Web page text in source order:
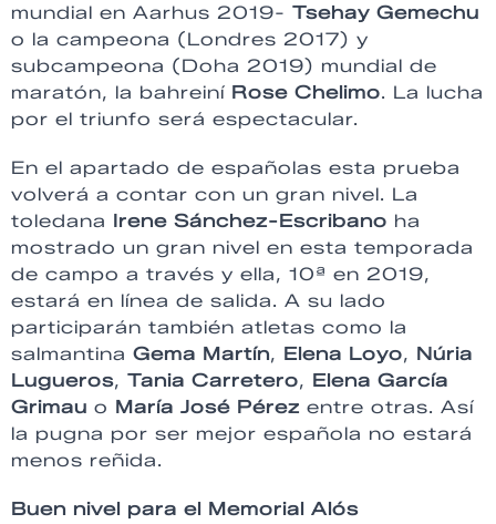
mundial en Aarhus 2019- Tsehay Gemechu
o la campeona (Londres 2017) y
subcampeona (Doha 2019) mundial de
maratón, la bahreiní Rose Chelimo. La lucha
por el triunfo será espectacular.
En el apartado de españolas esta prueba
volverá a contar con un gran nivel. La
toledana Irene Sánchez-Escribano ha
mostrado un gran nivel en esta temporada
de campo a través y ella, 10ª en 2019,
estará en línea de salida. A su lado
participarán también atletas como la
salmantina Gema Martín, Elena Loyo, Núria
Lugueros, Tania Carretero, Elena García
Grimau o María José Pérez entre otras. Así
la pugna por ser mejor española no estará
menos reñida.
Buen nivel para el Memorial Alós